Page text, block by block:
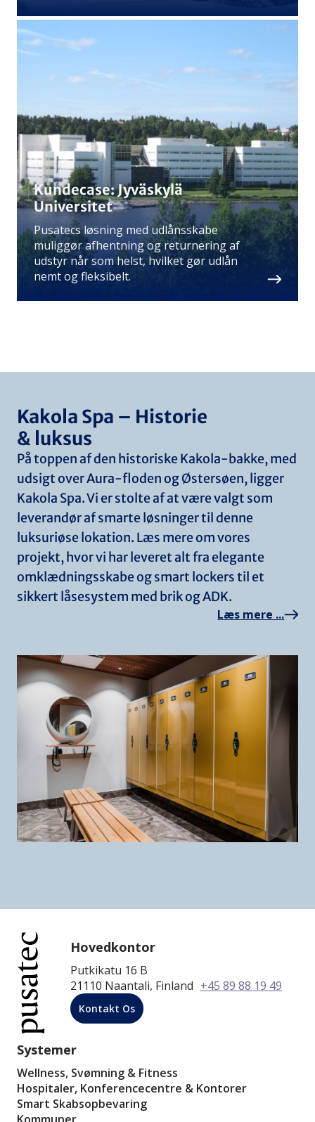
Kundecase: Jyväskylä
Universitet
Pusatecs løsning med udlånsskabe
muliggør afhentning og returnering af
udstyr når som helst, hvilket gør udlån
nemt og fleksibelt.
Kakola Spa – Historie
& luksus
På toppen af den historiske Kakola-bakke, med
udsigt over Aura-floden og Østersøen, ligger
Kakola Spa. Vi er stolte af at være valgt som
leverandør af smarte løsninger til denne
luksuriøse lokation. Læs mere om vores
projekt, hvor vi har leveret alt fra elegante
omklædningsskabe og smart lockers til et
sikkert låsesystem med brik og ADK.
Læs mere ...
Hovedkontor
Putkikatu 16 B
21110 Naantali, Finland +45 89 88 19 49
Kontakt Os
Systemer
Wellness, Svømning & Fitness
Hospitaler, Konferencecentre & Kontorer
Smart Skabsopbevaring